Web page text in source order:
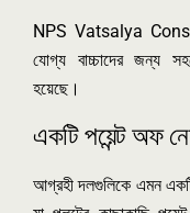
NPS Vatsalya
যোগ্য বাচ্চাদের জন্য
হয়েছে।
একটি পয়েন্ট অফ
আগ্রহী দলগুলিকে এমন